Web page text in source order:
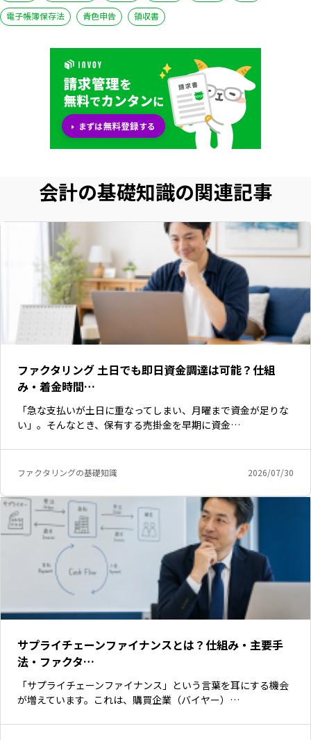
電子帳簿保存法
青色申告 領収書
会計の基礎知識の関連記事
ファクタリング 土日でも即日資金調達は可能？仕組
み・着金時間…
「急な支払いが土日に重なってしまい、月曜まで資金が足りな
い」。そんなとき、保有する売掛金を早期に資金…
ファクタリングの基礎知識 2026/07/30
サプライチェーンファイナンスとは？仕組み・主要手
法・ファクタ…
「サプライチェーンファイナンス」という言葉を耳にする機会
が増えています。これは、購買企業（バイヤー）…